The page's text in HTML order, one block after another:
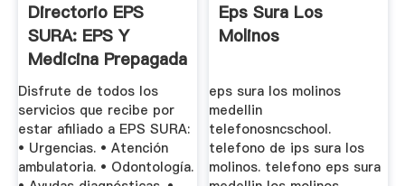
Directorio EPS
SURA: EPS Y
Medicina Prepagada
...
Disfrute de todos los
servicios que recibe por
estar afiliado a EPS SURA:
• Urgencias. • Atención
ambulatoria. • Odontología.
Eps Sura Los
Molinos
eps sura los molinos
medellin
telefonosncschool.
telefono de ips sura los
molinos. telefono eps sura